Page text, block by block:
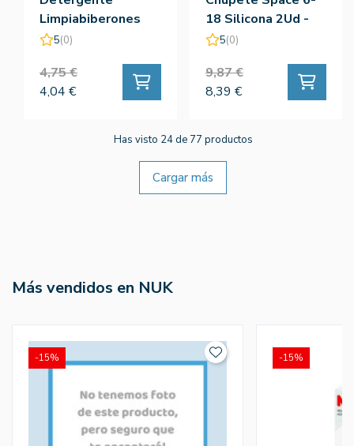
Limpiabiberones
500ml - Nuk
5(0)
4,75 €
4,04 €
18 Silicona 2Ud -
Nuk
5(0)
9,87 €
8,39 €
Has visto 24 de 77 productos
Cargar más
Más vendidos en NUK
-15% -15%